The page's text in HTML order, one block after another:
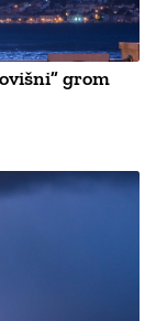
grom